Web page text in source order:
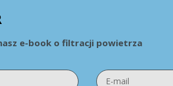
e-book o filtracji powietrza